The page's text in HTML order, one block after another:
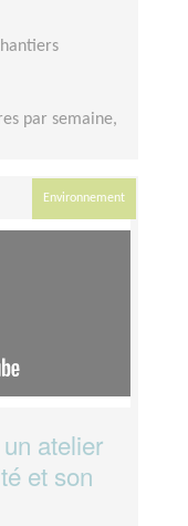
par semaine,
Environnement
atelier
et son